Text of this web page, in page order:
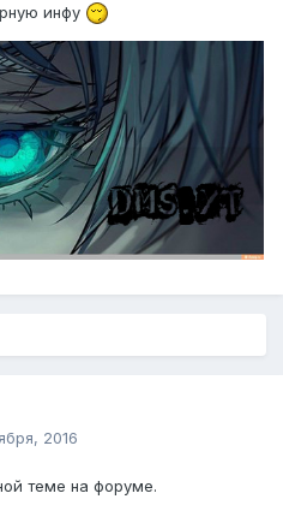
3);
от снарядов 2);
1).
инфу
2016
теме на форуме.